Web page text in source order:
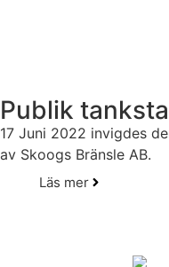
Publik
17 Juni 2022 invigdes
av Skoogs Bränsle AB.
Läs mer